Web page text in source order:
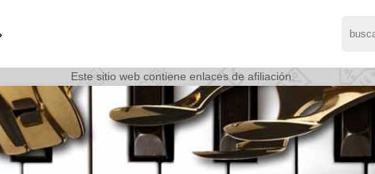
Este sitio web contiene enlaces de afiliación.